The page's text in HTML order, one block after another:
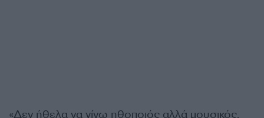
«Δεν ήθελα να γίνω ηθοποιός αλλά μουσικός.